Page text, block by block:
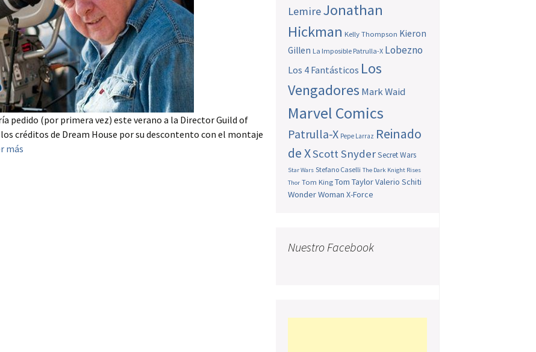
pedido (por primera vez) este verano a la Director Guild of
créditos de Dream House por su descontento con el montaje
más
LemireJonathan
Hickman Kelly Thompson Kieron
Gillen La Imposible Patrulla-X Lobezno
Los 4 Fantásticos Los
Vengadores Mark Waid
Marvel Comics
Patrulla-X Pepe Larraz Reinado
de XScott SnyderSecret Wars
Star Wars Stefano Caselli The Dark Knight Rises
Thor Tom King Tom TaylorValerio Schiti
Wonder Woman X-Force
Nuestro Facebook